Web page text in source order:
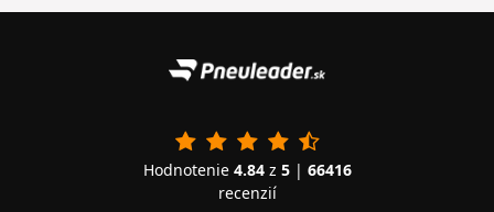
Hodnotenie 4.84z 5| 66416
recenzií